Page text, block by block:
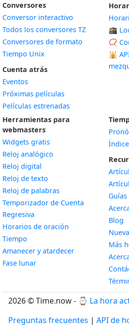
Conversores
Conversor interactivo
Todos los conversores TZ
Conversores de formato
Tiempo Unix
Cuenta atrás
Eventos
Próximas películas
Películas estrenadas
🕋
📿
🕌
Herramientas para
webmasters
Widgets gratis
Reloj analógico
Reloj digital
Reloj de texto
Reloj de palabras
Temporizador de Cuenta
Regresiva
Horarios de oración
Tiempo
Amanecer y atardecerWidget
Fase lunarWidget
Blog
Más
2026 © Time.now - ⌚ La hora
Preguntas frecuentes | API de